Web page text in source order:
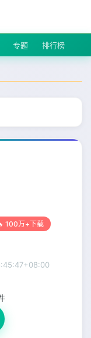
专题 排行榜
100万+下载